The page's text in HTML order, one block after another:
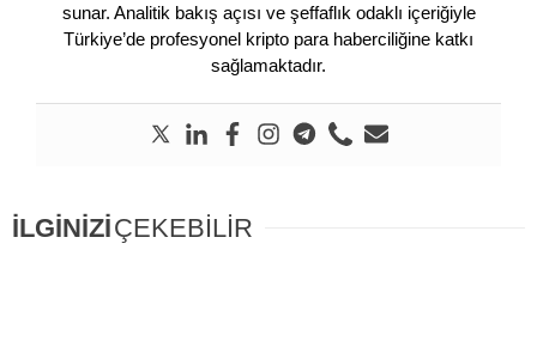
sunar. Analitik bakış açısı ve şeffaflık odaklı içeriğiyle
Türkiye’de profesyonel kripto para haberciliğine katkı
sağlamaktadır.
İLGİNİZİÇEKEBİLİR